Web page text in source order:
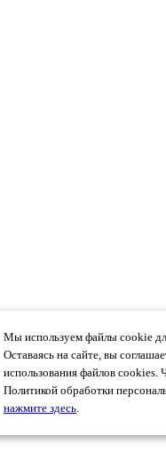
Мы используем файлы cookie
Оставаясь на сайте, вы
использования файлов cookies.
Политикой обработки
нажмите здесь.